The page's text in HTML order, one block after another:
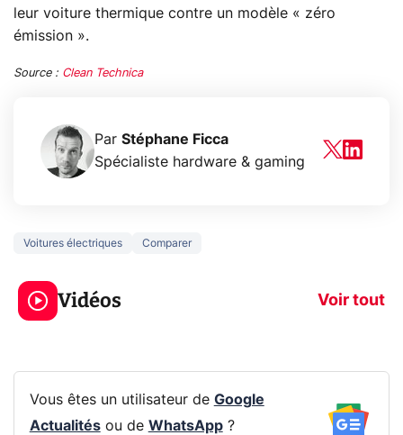
leur voiture thermique contre un modèle « zéro
émission ».
Source : Clean Technica
Par Stéphane Ficca
Spécialiste hardware & gaming
Voitures électriques Comparer
Vidéos Voir tout
3 écrans en 1 pour
319€ ? Voici L'AOC
CQ32G4ZA !
prochaine
Vous êtes un utilisateur de Google
Actualitésou de WhatsApp?